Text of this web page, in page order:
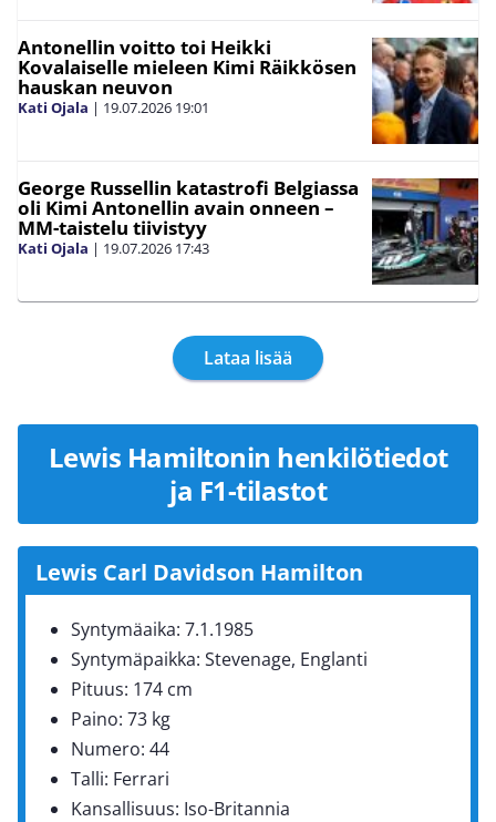
Antonellin voitto toi Heikki
Kovalaiselle mieleen Kimi Räikkösen
hauskan neuvon
Kati Ojala | 19.07.2026 19:01
George Russellin katastrofi Belgiassa
oli Kimi Antonellin avain onneen –
MM-taistelu tiivistyy
Kati Ojala | 19.07.2026 17:43
Lataa lisää
Lewis Hamiltonin henkilötiedot
ja F1-tilastot
Lewis Carl Davidson Hamilton
Syntymäaika: 7.1.1985
Syntymäpaikka: Stevenage, Englanti
Pituus: 174 cm
Paino: 73 kg
Numero: 44
Talli: Ferrari
Kansallisuus: Iso-Britannia